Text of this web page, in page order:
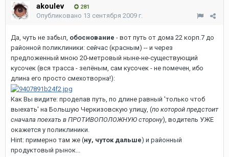
akoulev 281
Опубликовано 13 сентября 2009 г.
Да, чуть не забыл, обоснование - вот путь от дома 22 корп.7 до
районной поликлиники: сейчас (красным) -- и через
предложенный мною 20-метровый ныне-не-существующий
кусочек (вся трасса - зелёным, сам кусочек - не помечен, ибо
длина его просто смехотворна!):
Как Вы видите: проделав путь, по длине равный 'только чтоб
выехать' на Большую Черкизовскую улицу, (по которой предстоит
сначала поехать в ПРОТИВОПОЛОЖНУЮ сторону), водитель УЖЕ
окажется у поликлиники.
Hint: примерно там же (ну, чуток дальше) и районный
продуктовый рынок...